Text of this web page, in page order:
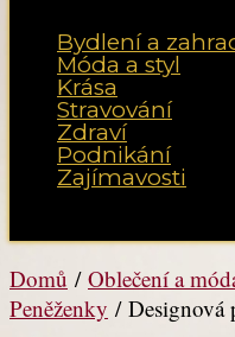
Bydlení a
Móda a styl
Krása
Stravování
Zdraví
Podnikání
Zajímavosti
Domů / Oblečení a
Peněženky / Designová